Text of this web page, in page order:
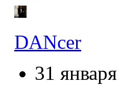
DANcer
31